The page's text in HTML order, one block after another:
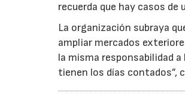
recuerda que hay casos de
La organización subraya
ampliar mercados
la misma responsabilidad
tienen los días contados”,